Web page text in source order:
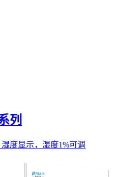
列
度显示，湿度1%可调